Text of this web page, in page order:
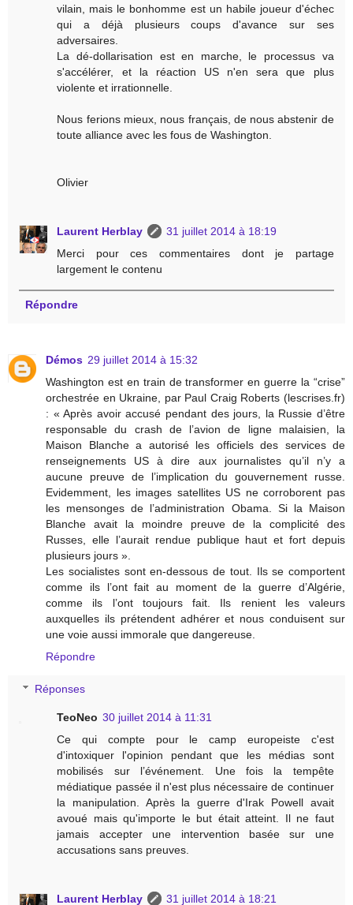
vilain, mais le bonhomme est un habile joueur d'échec
qui a déjà plusieurs coups d'avance sur ses
adversaires.
La dé-dollarisation est en marche, le processus va
s'accélérer, et la réaction US n'en sera que plus
violente et irrationnelle.
Nous ferions mieux, nous français, de nous abstenir de
toute alliance avec les fous de Washington.
Olivier
Laurent Herblay
31 juillet 2014 à 18:19
Merci pour ces commentaires dont je partage
largement le contenu
Répondre
Démos 29 juillet 2014 à 15:32
Washington est en train de transformer en guerre la “crise”
orchestrée en Ukraine, par Paul Craig Roberts (lescrises.fr)
: « Après avoir accusé pendant des jours, la Russie d’être
responsable du crash de l’avion de ligne malaisien, la
Maison Blanche a autorisé les officiels des services de
renseignements US à dire aux journalistes qu’il n’y a
aucune preuve de l’implication du gouvernement russe.
Evidemment, les images satellites US ne corroborent pas
les mensonges de l’administration Obama. Si la Maison
Blanche avait la moindre preuve de la complicité des
Russes, elle l’aurait rendue publique haut et fort depuis
plusieurs jours ».
Les socialistes sont en-dessous de tout. Ils se comportent
comme ils l’ont fait au moment de la guerre d’Algérie,
comme ils l’ont toujours fait. Ils renient les valeurs
auxquelles ils prétendent adhérer et nous conduisent sur
une voie aussi immorale que dangereuse.
Répondre
Réponses
TeoNeo 30 juillet 2014 à 11:31
Ce qui compte pour le camp europeiste c'est
d'intoxiquer l'opinion pendant que les médias sont
mobilisés sur l’événement. Une fois la tempête
médiatique passée il n'est plus nécessaire de continuer
la manipulation. Après la guerre d'Irak Powell avait
avoué mais qu'importe le but était atteint. Il ne faut
jamais accepter une intervention basée sur une
accusations sans preuves.
Laurent Herblay 31 juillet 2014 à 18:21